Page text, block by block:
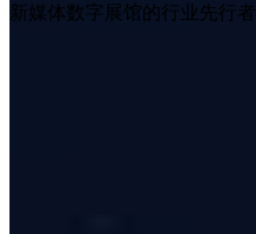
新媒体数字展馆的行业先行者